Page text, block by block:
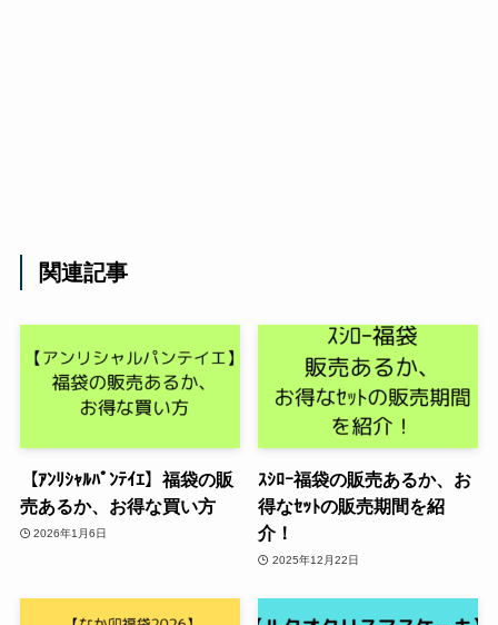
関連記事
【ｱﾝﾘｼｬﾙﾊﾟﾝﾃｲｴ】福袋の販
売あるか、お得な買い方
2026年1月6日
ｽｼﾛｰ福袋の販売あるか、お
得なｾｯﾄの販売期間を紹
介！
2025年12月22日